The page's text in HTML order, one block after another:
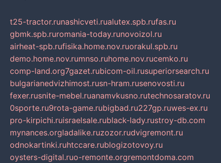
t25-tractor.runashicveti.rualutex.spb.rufas.ru
gbmk.spb.ruromania-today.runovoizol.ru
airheat-spb.rufisika.home.nov.ruorakul.spb.ru
demo.home.nov.rumnso.ruhome.nov.rucemko.ru
comp-land.org7gazet.rubicom-oil.rusuperiorsearch.ru
bulgarianedvizhimost.rusn-hram.rusenovosti.ru
fexer.rusnite-mebel.ruanamvkusno.rutechnosaratov.ru
0sporte.ru9rota-game.rubigbad.ru227gp.ruwes-ex.ru
pro-kirpichi.ruisraelsale.rublack-lady.rustroy-db.com
mynances.orgladalike.ruzozor.rudvigremont.ru
odnokartinki.ruhtccare.rublogizotovoy.ru
oysters-digital.ruo-remonte.orgremontdoma.com